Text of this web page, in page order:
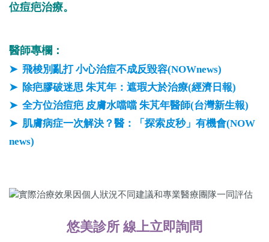
位痘疤治療。
醫師專欄：
➤ ​ 飛梭別亂打 小心治痘不成反毀容(NOWnews)
➤ ​ 除疤膠破迷思 朱芃年：遮瑕大於治療(經濟日報)
➤ ​ 全方位治痘疤 皮膚水噹噹 朱芃年醫師(台灣新生報)
➤ ​ 肌膚病症一次解決？醫：「探索皮秒」有機會(NOW
news)
悠美診所 線上立即詢問